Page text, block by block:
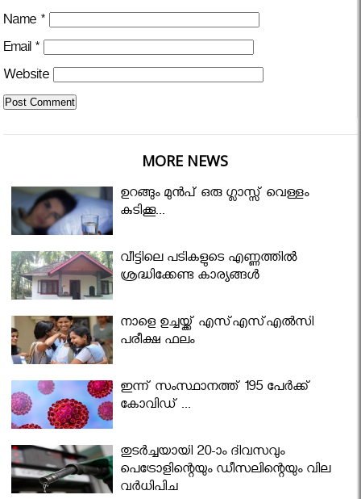
Name *
Email *
Website
MORE NEWS
ഉറങ്ങും മുന്‍പ് ഒരു ഗ്ലാസ്സ് വെള്ളം
കുടിക്കൂ...
വീട്ടിലെ പടികളുടെ എണ്ണത്തിൽ
ശ്രദ്ധിക്കേണ്ട കാര്യങ്ങൾ
നാളെ ഉച്ചയ്ക്ക് എസ്എസ്എല്‍സി
പരീക്ഷ ഫലം
ഇന്ന് സംസ്ഥാനത്ത് 195 പേര്‍ക്ക്
കോവിഡ് ...
തുടർച്ചയായി 20-ാം ദിവസവും
പെട്രോളിന്റെയും ഡീസലിന്റെയും വില
വര്‍ധിപ്പിച്ചു